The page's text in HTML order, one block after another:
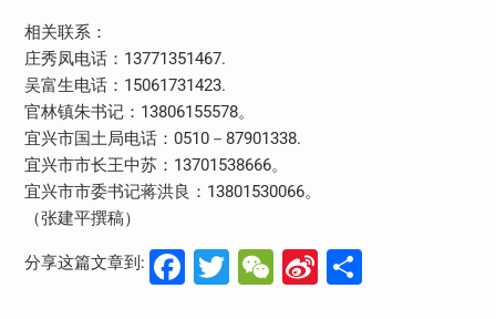
相关联系：
庄秀凤电话：13771351467.
吴富生电话：15061731423.
官林镇朱书记：13806155578。
宜兴市国土局电话：0510－87901338.
宜兴市市长王中苏：13701538666。
宜兴市市委书记蒋洪良：13801530066。
（张建平撰稿）
分享这篇文章到: Facebook
Twitter
WeChat
Sina分